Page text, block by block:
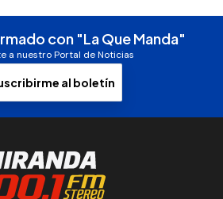
con "La Que Manda"
a nuestro Portal de Noticias
al boletín